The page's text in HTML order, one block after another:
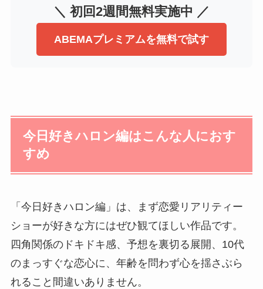
＼ 初回2週間無料実施中 ／
ABEMAプレミアムを無料で試す
今日好きハロン編はこんな人におす
すめ
「今日好きハロン編」は、まず恋愛リアリティー
ショーが好きな方にはぜひ観てほしい作品です。
四角関係のドキドキ感、予想を裏切る展開、10代
のまっすぐな恋心に、年齢を問わず心を揺さぶら
れること間違いありません。